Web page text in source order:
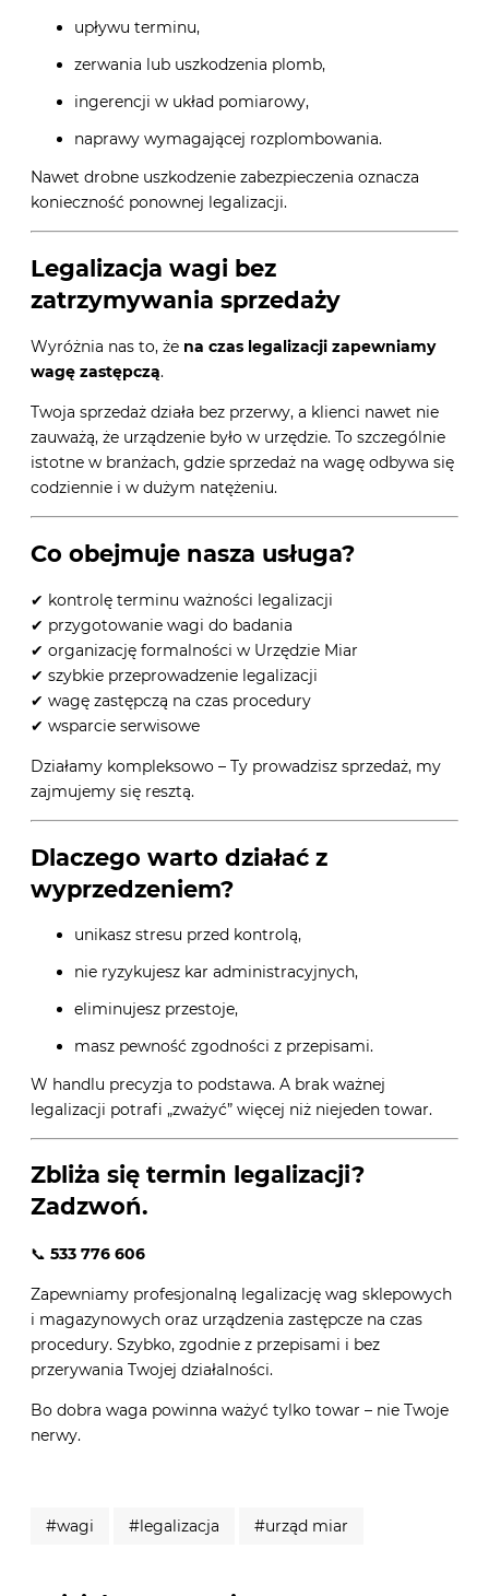
upływu terminu,
zerwania lub uszkodzenia plomb,
ingerencji w układ pomiarowy,
naprawy wymagającej rozplombowania.
Nawet drobne uszkodzenie zabezpieczenia oznacza
konieczność ponownej legalizacji.
Legalizacja wagi bez
zatrzymywania sprzedaży
Wyróżnia nas to, że na czas legalizacji zapewniamy
wagę zastępczą.
Twoja sprzedaż działa bez przerwy, a klienci nawet nie
zauważą, że urządzenie było w urzędzie. To szczególnie
istotne w branżach, gdzie sprzedaż na wagę odbywa się
codziennie i w dużym natężeniu.
Co obejmuje nasza usługa?
✔ kontrolę terminu ważności legalizacji
✔ przygotowanie wagi do badania
✔ organizację formalności w Urzędzie Miar
✔ szybkie przeprowadzenie legalizacji
✔ wagę zastępczą na czas procedury
✔ wsparcie serwisowe
Działamy kompleksowo – Ty prowadzisz sprzedaż, my
zajmujemy się resztą.
Dlaczego warto działać z
wyprzedzeniem?
unikasz stresu przed kontrolą,
nie ryzykujesz kar administracyjnych,
eliminujesz przestoje,
masz pewność zgodności z przepisami.
W handlu precyzja to podstawa. A brak ważnej
legalizacji potrafi „zważyć” więcej niż niejeden towar.
Zbliża się termin legalizacji?
Zadzwoń.
📞 533 776 606
Zapewniamy profesjonalną legalizację wag sklepowych
i magazynowych oraz urządzenia zastępcze na czas
procedury. Szybko, zgodnie z przepisami i bez
przerywania Twojej działalności.
Bo dobra waga powinna ważyć tylko towar – nie Twoje
nerwy.
#wagi #legalizacja #urząd miar